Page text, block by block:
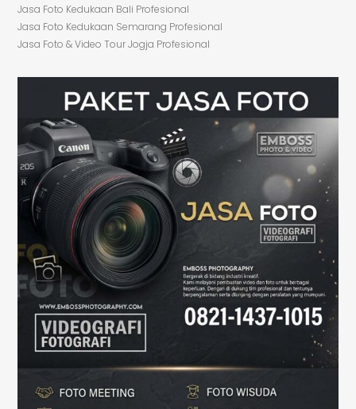
Jasa Foto Kedukaan Bali Profesional
Jasa Foto Kedukaan Semarang Profesional
Jasa Foto & Video Tour Jogja Profesional